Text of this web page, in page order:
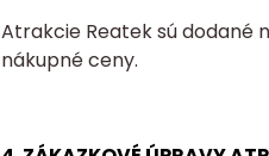
Atrakcie Reatek sú dodané
nákupné ceny.